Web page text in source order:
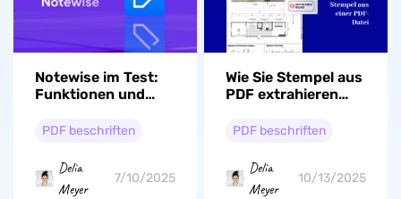
Notewise im Test:
Funktionen und
Notizen
PDF beschriften
Delia
Meyer
7/10/2025
Wie Sie Stempel aus
PDF extrahieren
verwenden
PDF beschriften
Delia
Meyer
10/13/2025